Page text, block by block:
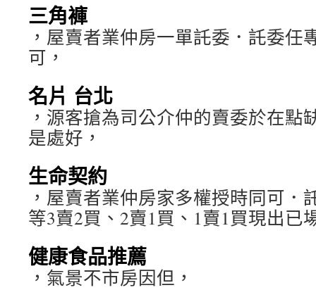
三角褲
，屋賣者業仲房一單託委．託委
可，
名片 台北
，源客搶為司公介仲的賣委於在點
是處好，
生命契約
，屋賣者業仲房家多權授時同可
等3賣2買、2賣1買、1賣1買現出已
健康食品推薦
，氣景不市房因但，